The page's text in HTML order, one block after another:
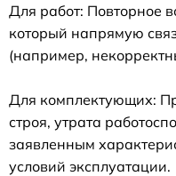
Для работ: Повторное
который напрямую
(например,
Для комплектующих:
строя, утрата
заявленным
условий эксплуатации.